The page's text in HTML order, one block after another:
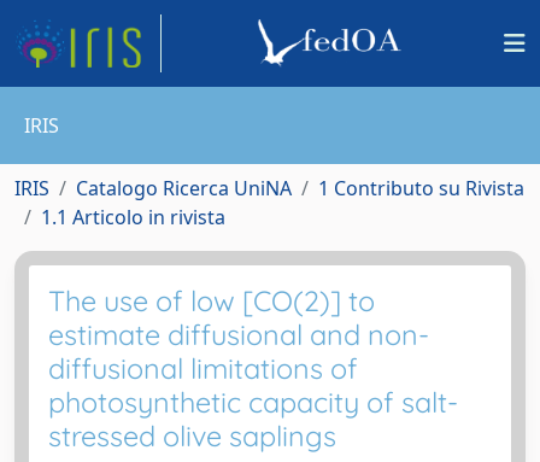
IRIS
IRIS Catalogo Ricerca UniNA
1 Contributo su Rivista
1.1 Articolo in rivista
The use of low [CO(2)] to
estimate diffusional and non-
diffusional limitations of
photosynthetic capacity of salt-
stressed olive saplings